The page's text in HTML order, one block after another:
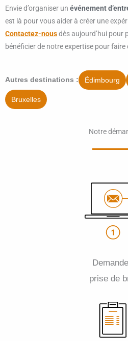
Envie d’organiser un événement
est là pour vous aider à créer une
Contactez-nousdès aujourd’hui pour
bénéficier de notre expertise pour
Autres destinations : Édimbourg
Bruxelles
Notre
prise de